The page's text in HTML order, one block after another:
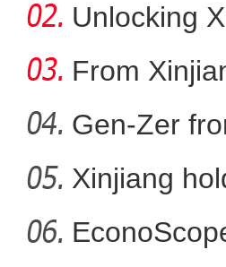
新
Unlocking
From
Gen-Zer
Xinjiang
ann